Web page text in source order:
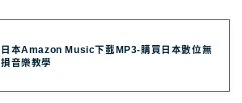
日本Amazon Music下載MP3-購買日本數位無
損音樂教學